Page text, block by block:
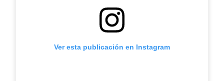
Ver esta publicación en Instagram